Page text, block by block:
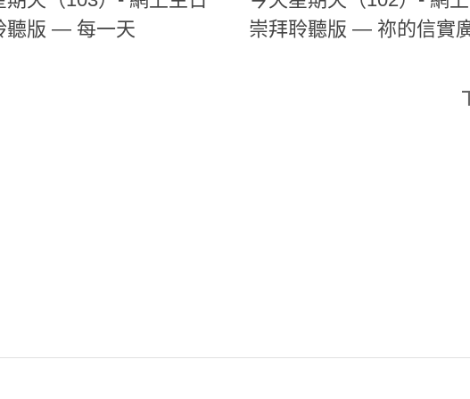
聽版 — 每一天
崇拜聆聽版 — 祢的信實